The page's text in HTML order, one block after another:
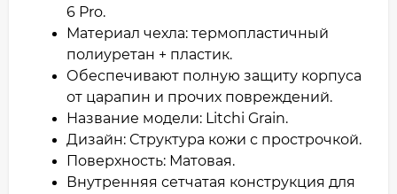
6 Pro.
Материал чехла: термопластичный
полиуретан + пластик.
Обеспечивают полную защиту корпуса
от царапин и прочих повреждений.
Название модели: Litchi Grain.
Дизайн: Структура кожи с прострочкой.
Поверхность: Матовая.
Внутренняя сетчатая конструкция для